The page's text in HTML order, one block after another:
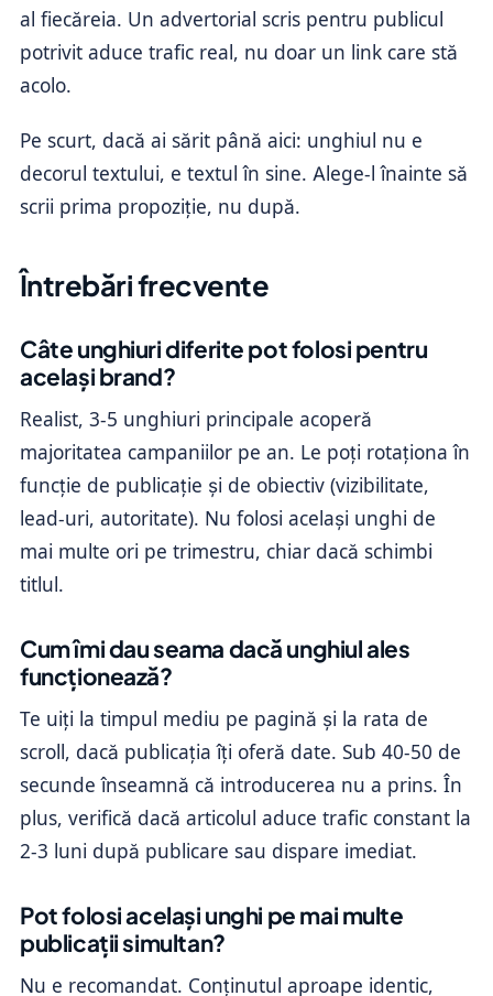
al fiecăreia. Un advertorial scris pentru publicul
potrivit aduce trafic real, nu doar un link care stă
acolo.
Pe scurt, dacă ai sărit până aici: unghiul nu e
decorul textului, e textul în sine. Alege-l înainte să
scrii prima propoziție, nu după.
Întrebări frecvente
Câte unghiuri diferite pot folosi pentru
același brand?
Realist, 3-5 unghiuri principale acoperă
majoritatea campaniilor pe an. Le poți rotaționa în
funcție de publicație și de obiectiv (vizibilitate,
lead-uri, autoritate). Nu folosi același unghi de
mai multe ori pe trimestru, chiar dacă schimbi
titlul.
Cum îmi dau seama dacă unghiul ales
funcționează?
Te uiți la timpul mediu pe pagină și la rata de
scroll, dacă publicația îți oferă date. Sub 40-50 de
secunde înseamnă că introducerea nu a prins. În
plus, verifică dacă articolul aduce trafic constant la
2-3 luni după publicare sau dispare imediat.
Pot folosi același unghi pe mai multe
publicații simultan?
Nu e recomandat. Conținutul aproape identic,